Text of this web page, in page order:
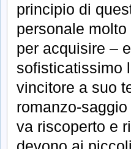
principio di
personale
per acquisire –
sofisticatissimo
vincitore a suo
romanzo-
va riscoperto e